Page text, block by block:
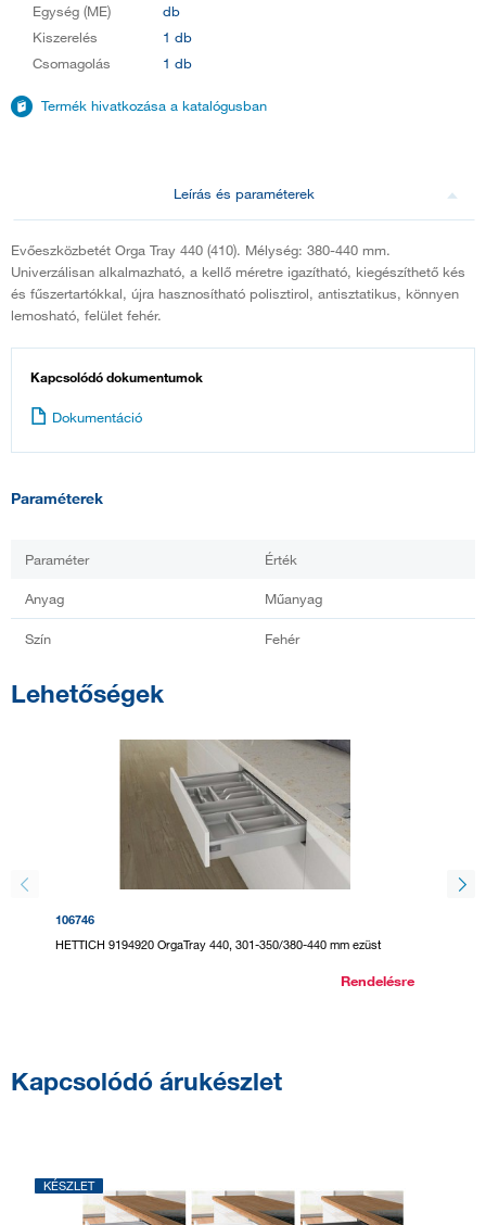
Egység (ME)
db
Kiszerelés
1 db
Csomagolás
1 db
Termék hivatkozása a katalógusban
Leírás és paraméterek
Evőeszközbetét Orga Tray 440 (410). Mélység: 380-440 mm.
Univerzálisan alkalmazható, a kellő méretre igazítható, kiegészíthető kés
és fűszertartókkal, újra hasznosítható polisztirol, antisztatikus, könnyen
lemosható, felület fehér.
Kapcsolódó dokumentumok
Dokumentáció
Paraméterek
Paraméter Érték
Anyag Műanyag
Szín Fehér
Lehetőségek
106746
HETTICH 9194920 OrgaTray 440, 301-350/380-440 mm ezüst
Rendelésre
Kapcsolódó árukészlet
KÉSZLET